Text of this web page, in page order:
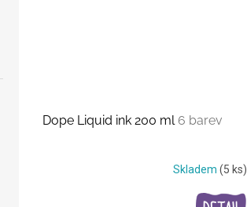
Dope Liquid ink 200 ml 6 barev
Skladem (5 ks)